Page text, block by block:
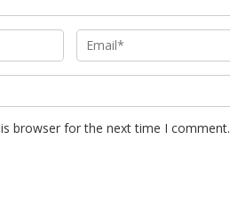
browser for the next time I comment.